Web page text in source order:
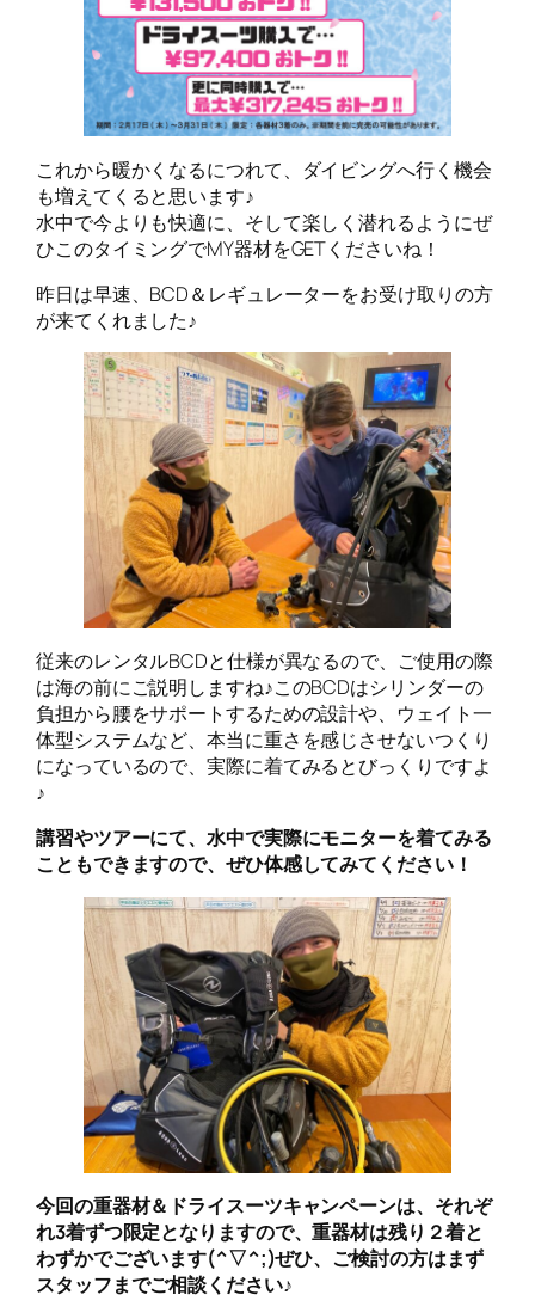
これから暖かくなるにつれて、ダイビングへ行く機会
も増えてくると思います♪
水中で今よりも快適に、そして楽しく潜れるようにぜ
ひこのタイミングでMY器材をGETくださいね！
昨日は早速、BCD＆レギュレーターをお受け取りの方
が来てくれました♪
従来のレンタルBCDと仕様が異なるので、ご使用の際
は海の前にご説明しますね♪このBCDはシリンダーの
負担から腰をサポートするための設計や、ウェイト一
体型システムなど、本当に重さを感じさせないつくり
になっているので、実際に着てみるとびっくりですよ
♪
講習やツアーにて、水中で実際にモニターを着てみる
こともできますので、ぜひ体感してみてください！
今回の重器材＆ドライスーツキャンペーンは、それぞ
れ3着ずつ限定となりますので、重器材は残り２着と
わずかでございます(^▽^;)ぜひ、ご検討の方はまず
スタッフまでご相談ください♪